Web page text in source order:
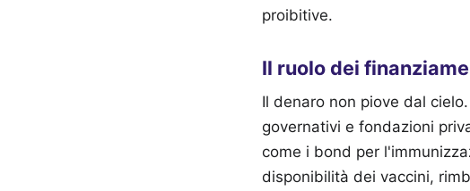
proibitive.
Il ruolo dei
Il denaro non piove dal
governativi e fondazioni
come i bond per
disponibilità dei vaccini,